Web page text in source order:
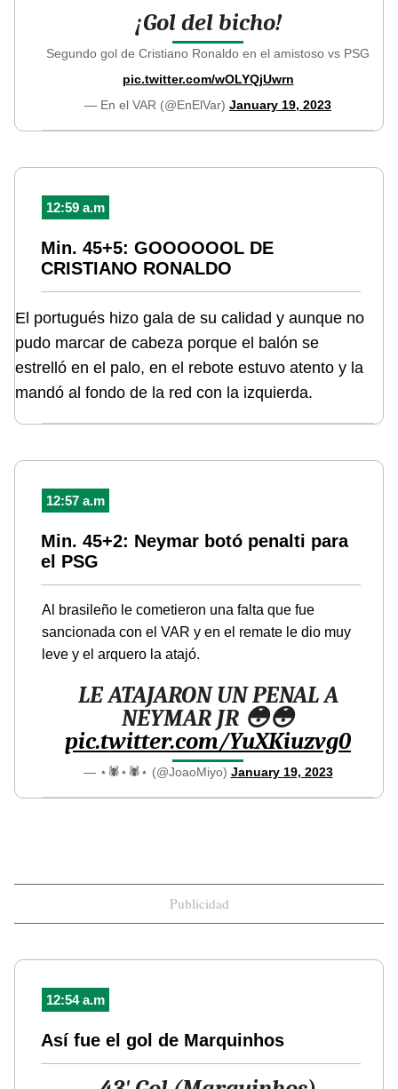
¡Gol del bicho!
Segundo gol de Cristiano Ronaldo en el amistoso vs PSG
pic.twitter.com/wOLYQjUwrn
— En el VAR (@EnElVar) January 19, 2023
12:59 a.m
Min. 45+5: GOOOOOOL DE
CRISTIANO RONALDO
El portugués hizo gala de su calidad y aunque no
pudo marcar de cabeza porque el balón se
estrelló en el palo, en el rebote estuvo atento y la
mandó al fondo de la red con la izquierda.
12:57 a.m
Min. 45+2: Neymar botó penalti para
el PSG
Al brasileño le cometieron una falta que fue
sancionada con el VAR y en el remate le dio muy
leve y el arquero la atajó.
LE ATAJARON UN PENAL A
NEYMAR JR 😳😳
pic.twitter.com/YuXKiuzvg0
— ⋆🕷️⋆🕷️⋆ (@JoaoMiyo) January 19, 2023
Publicidad
12:54 a.m
Así fue el gol de Marquinhos